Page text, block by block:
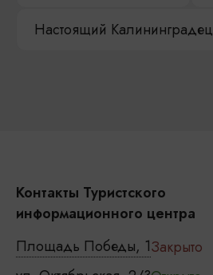
Настоящий Калининградец
Контакты Туристского
информационного центра
Площадь Победы, 1Закрыто